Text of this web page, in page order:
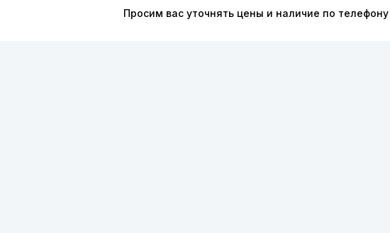
Просим вас уточнять цены и наличие по